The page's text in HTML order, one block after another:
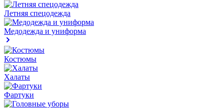
Летняя спецодежда
Медодежда и униформа
Костюмы
Халаты
Фартуки